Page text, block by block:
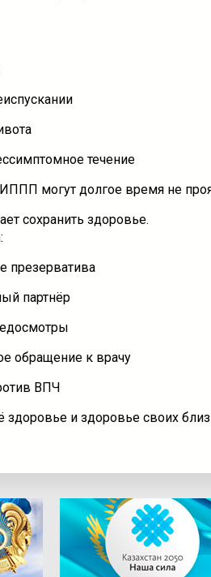
течение
могут долгое время не
сохранить здоровье.
презерватива
партнёр
обращение к врачу
ВПЧ
здоровье и здоровье своих